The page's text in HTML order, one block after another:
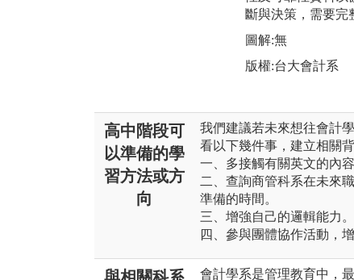
斷與決策，需要完
圖解:無
版權:台大會計系
高中階段可
以準備的學
習方法或方
向
我們建議若未來想往會計
看以下幾件事，建立相關
一、多接觸有關英文的內
二、查詢商管科系在未來
準備的時間。
三、增強自己的邏輯能力。
四、參與團體協作活動，
會計學系是管理教育中，